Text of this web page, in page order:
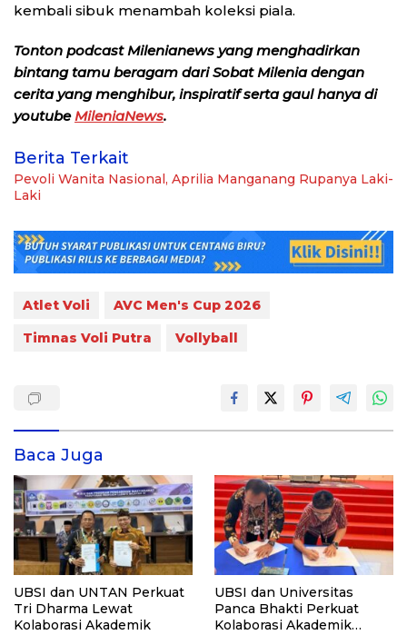
kembali sibuk menambah koleksi piala.
Tonton podcast Milenianews yang menghadirkan
bintang tamu beragam dari Sobat Milenia dengan
cerita yang menghibur, inspiratif serta gaul hanya di
youtubeMileniaNews.
Berita Terkait
Pevoli Wanita Nasional, Aprilia Manganang Rupanya Laki-
Laki
Atlet Voli
AVC Men's Cup 2026
Timnas Voli Putra
Vollyball
Baca Juga
UBSI dan UNTAN Perkuat
Tri Dharma Lewat
Kolaborasi Akademik
UBSI dan Universitas
Panca Bhakti Perkuat
Kolaborasi Akademik